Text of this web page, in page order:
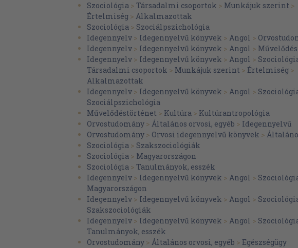
Szociológia > Társadalmi csoportok > Munkájuk szerint >
Értelmiség > Alkalmazottak
Szociológia > Szociálpszichológia
Idegennyelv > Idegennyelvű könyvek > Angol >
Idegennyelv > Idegennyelvű könyvek > Angol >
Idegennyelv > Idegennyelvű könyvek > Angol >
Társadalmi csoportok > Munkájuk szerint > Értelmiség >
Alkalmazottak
Idegennyelv > Idegennyelvű könyvek > Angol >
Szociálpszichológia
Művelődéstörténet > Kultúra > Kultúrantropológia
Orvostudomány > Általános orvosi, egyéb > Idegennyelvű
Orvostudomány > Orvosi idegennyelvű könyvek >
Szociológia > Szakszociológiák
Szociológia > Magyarországon
Szociológia > Tanulmányok, esszék
Idegennyelv > Idegennyelvű könyvek > Angol >
Magyarországon
Idegennyelv > Idegennyelvű könyvek > Angol >
Szakszociológiák
Idegennyelv > Idegennyelvű könyvek > Angol >
Tanulmányok, esszék
Orvostudomány > Általános orvosi, egyéb > Egészségügy